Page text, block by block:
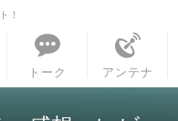
！
トーク アンテナ